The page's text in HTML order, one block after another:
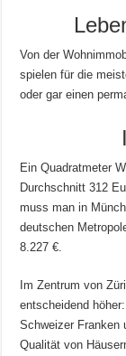
Von der
spielen für die
oder gar einen
Ein Quadratmeter
Durchschnitt 312
muss man in
deutschen
8.227 €.
Im Zentrum von
entscheidend
Schweizer Franken
Qualität von